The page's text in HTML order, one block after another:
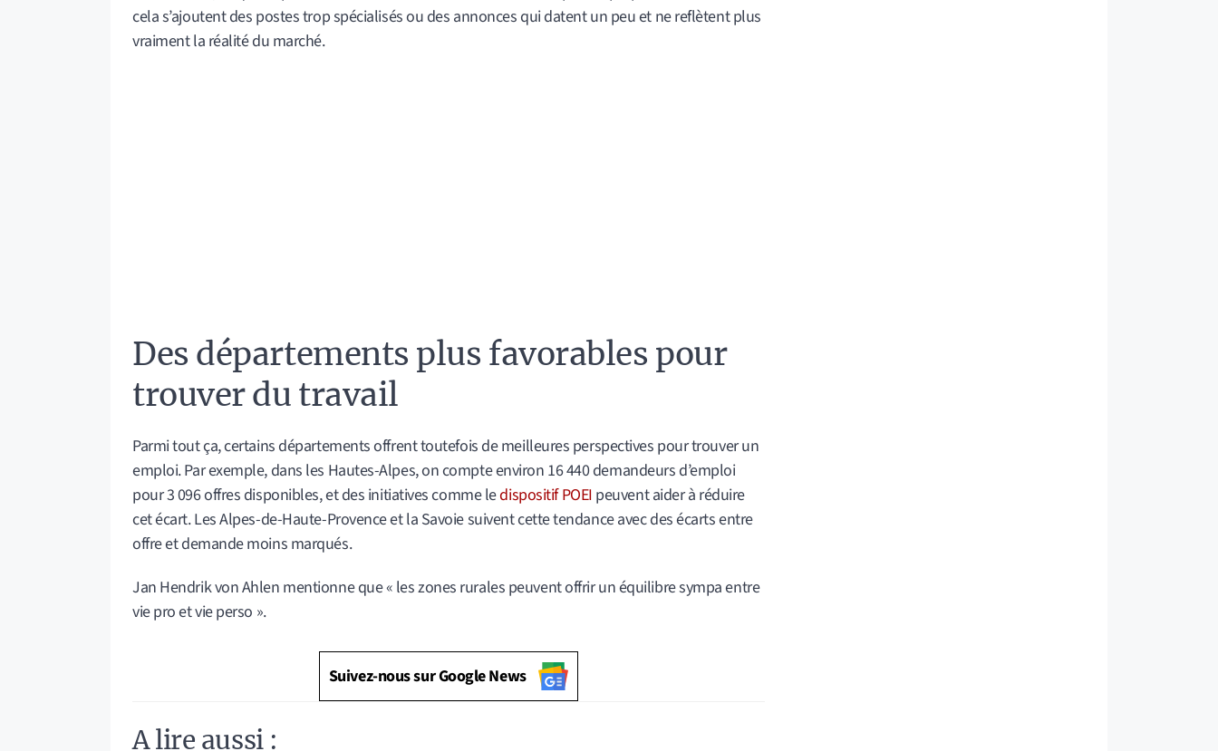
cela s’ajoutent des postes trop spécialisés ou des annonces qui datent un peu et ne reflètent plus
vraiment la réalité du marché.
Des départements plus favorables pour
trouver du travail
Parmi tout ça, certains départements offrent toutefois de meilleures perspectives pour trouver un
emploi. Par exemple, dans les Hautes-Alpes, on compte environ 16 440 demandeurs d’emploi
pour 3 096 offres disponibles, et des initiatives comme ledispositif POEI peuvent aider à réduire
cet écart. Les Alpes-de-Haute-Provence et la Savoie suivent cette tendance avec des écarts entre
offre et demande moins marqués.
Jan Hendrik von Ahlen mentionne que « les zones rurales peuvent offrir un équilibre sympa entre
vie pro et vie perso ».
Suivez-nous sur Google News
A lire aussi :